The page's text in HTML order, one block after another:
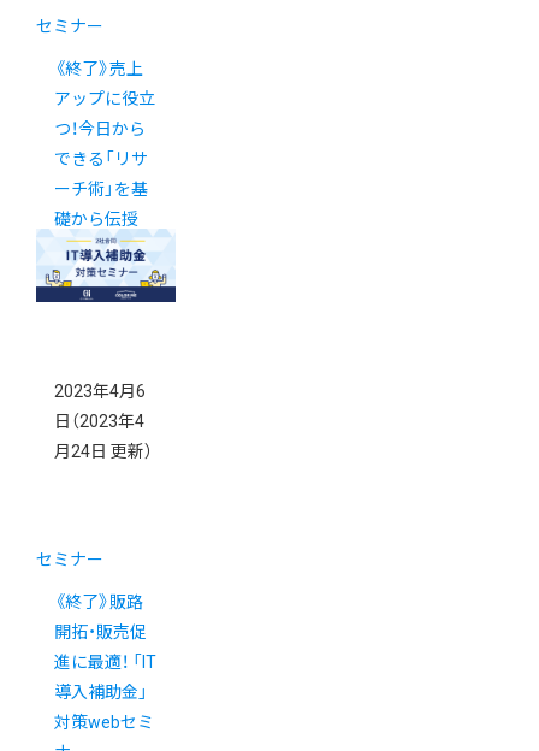
セミナー
《終了》売上
アップに役立
つ！今日から
できる「リサ
ーチ術」を基
礎から伝授
2023年4月6
日 （2023年4
月24日 更新）
セミナー
《終了》販路
開拓・販売促
進に最適！ 「IT
導入補助金」
対策webセミ